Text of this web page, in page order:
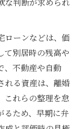
な判断が求められ
ローンなどは、価
て別居時の残高や
、不動産や自動
れる資産は、離婚
これらの整理を怠
るため、早期に弁